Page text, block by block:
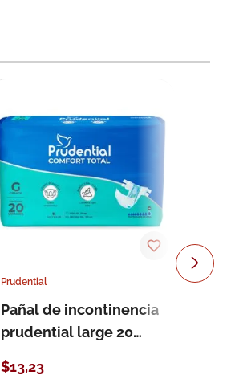
Prudential
Pañal de incontinencia
prudential large 20
$13,23